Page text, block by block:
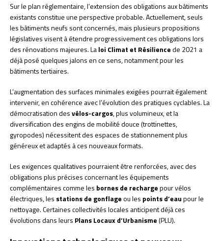
Sur le plan réglementaire, l’extension des obligations aux bâtiments
existants constitue une perspective probable. Actuellement, seuls
les bâtiments neufs sont concernés, mais plusieurs propositions
législatives visent à étendre progressivement ces obligations lors
des rénovations majeures. Laloi Climat et Résiliencede 2021 a
déjà posé quelques jalons en ce sens, notamment pour les
bâtiments tertiaires.
L’augmentation des surfaces minimales exigées pourrait également
intervenir, en cohérence avec l’évolution des pratiques cyclables. La
démocratisation desvélos-cargos, plus volumineux, et la
diversification des engins de mobilité douce (trottinettes,
gyropodes) nécessitent des espaces de stationnement plus
généreux et adaptés à ces nouveaux formats.
Les exigences qualitatives pourraient être renforcées, avec des
obligations plus précises concernant les équipements
complémentaires comme les bornes de rechargepour vélos
électriques, les stations de gonflageou les points d’eaupour le
nettoyage. Certaines collectivités locales anticipent déjà ces
évolutions dans leurs Plans Locaux d’Urbanisme(PLU).